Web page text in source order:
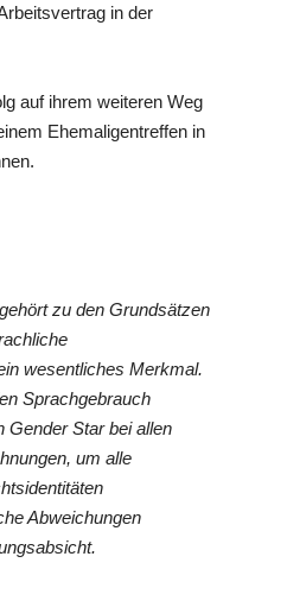
in der
auf ihrem weiteren Weg
Ehemaligentreffen in
zu den Grundsätzen
wesentliches Merkmal.
Sprachgebrauch
Gender Star bei allen
um alle
Abweichungen